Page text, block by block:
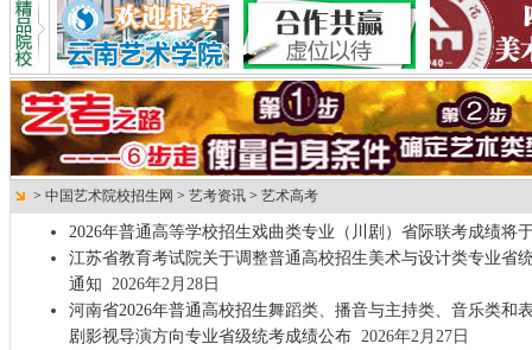
> 中国艺术院校招生网 > 艺考资讯 > 艺术高考
2026年普通高等学校招生戏曲类专业（川剧）省际联考成绩将
江苏省教育考试院关于调整普通高校招生美术与设计类专业省
通知 2026年2月28日
河南省2026年普通高校招生舞蹈类、播音与主持类、音乐类和
剧影视导演方向专业省级统考成绩公布2026年2月27日